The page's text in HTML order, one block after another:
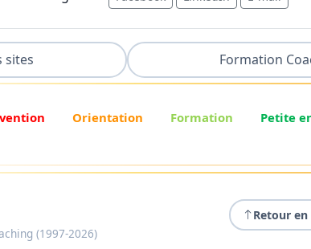
sites Formation
Orientation Formation Petite
(1997-2026)
Retour